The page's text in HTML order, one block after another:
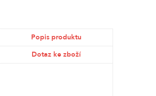
Popis produktu
Dotaz ke zboží